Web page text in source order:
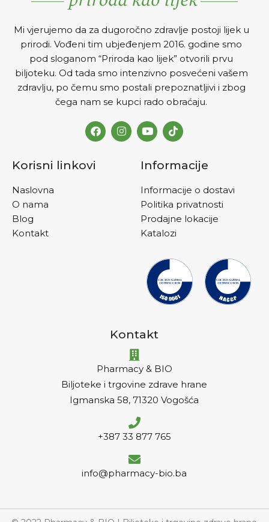
Mi vjerujemo da za dugoročno zdravlje postoji lijek u
prirodi. Vođeni tim ubjeđenjem 2016. godine smo
pod sloganom “Priroda kao lijek” otvorili prvu
biljoteku. Od tada smo intenzivno posvećeni vašem
zdravlju, po čemu smo postali prepoznatljivi i zbog
čega nam se kupci rado obraćaju.
Korisni linkovi
Naslovna
O nama
Blog
Kontakt
Informacije
Informacije o dostavi
Politika privatnosti
Prodajne lokacije
Katalozi
Kontakt
Pharmacy & BIO
Biljoteke i trgovine zdrave hrane
Igmanska 58, 71320 Vogošća
+387 33 877 765
info@pharmacy-bio.ba